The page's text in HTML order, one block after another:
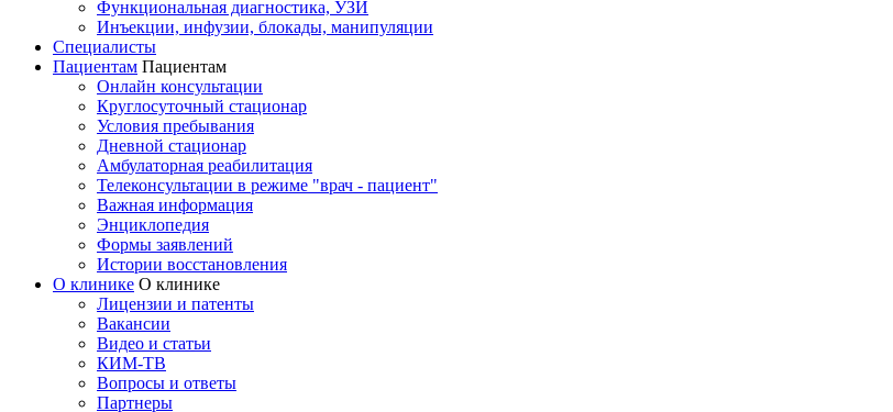
Функциональная диагностика, УЗИ
Инъекции, инфузии, блокады, манипуляции
Специалисты
Пациентам Пациентам
Онлайн консультации
Круглосуточный стационар
Условия пребывания
Дневной стационар
Амбулаторная реабилитация
Телеконсультации в режиме "врач - пациент"
Важная информация
Энциклопедия
Формы заявлений
Истории восстановления
О клинике О клинике
Лицензии и патенты
Вакансии
Видео и статьи
КИМ-ТВ
Вопросы и ответы
Партнеры